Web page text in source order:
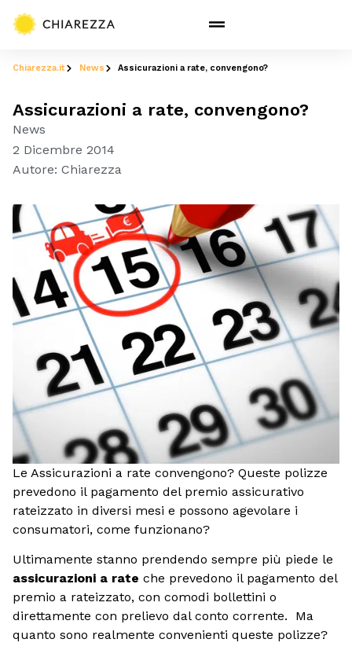
Chiarezza.it News Assicurazioni a rate, convengono?
Assicurazioni a rate, convengono?
News
2 Dicembre 2014
Autore: Chiarezza
Le Assicurazioni a rate convengono? Queste polizze
prevedono il pagamento del premio assicurativo
rateizzato in diversi mesi e possono agevolare i
consumatori, come funzionano?
Ultimamente stanno prendendo sempre più piede le
assicurazioni a rate che prevedono il pagamento del
premio a rateizzato, con comodi bollettini o
direttamente con prelievo dal conto corrente. Ma
quanto sono realmente convenienti queste polizze?